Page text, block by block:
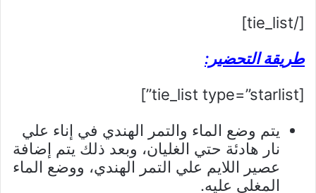
[/tie_list]
طريقة التحضير:
[tie_list type=”starlist”]
يتم وضع الماء والتمر الهندي في إناء علي
نار هادئة حتي الغليان، وبعد ذلك يتم إضافة
عصير اللايم علي التمر الهندي، ووضع الماء
المغلي عليه.